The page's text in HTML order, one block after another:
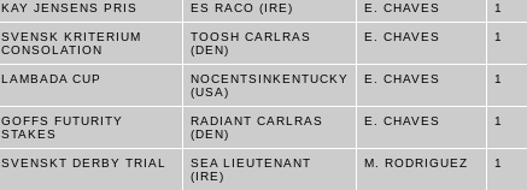
KAY JENSENS PRIS ES RACO (IRE) E. CHAVES 1
SVENSK KRITERIUM
CONSOLATION
TOOSH CARLRAS
(DEN)
E. CHAVES 1
LAMBADA CUP
NOCENTSINKENTUCKY
(USA)
E. CHAVES 1
GOFFS FUTURITY
STAKES
RADIANT CARLRAS
(DEN)
E. CHAVES 1
SVENSKT DERBY TRIAL
SEA LIEUTENANT
(IRE)
M. RODRIGUEZ 1